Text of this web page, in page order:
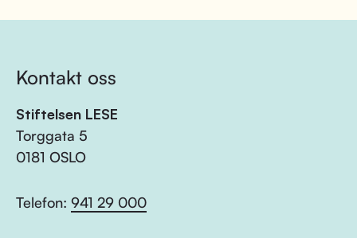
Kontakt oss
Stiftelsen LESE
Torggata 5
0181 OSLO
Telefon: 941 29 000